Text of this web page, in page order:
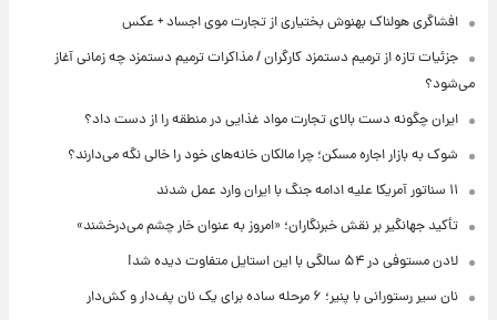
افشاگری هولناک بهنوش بختیاری از تجارت موی اجساد + عکس
جزئیات تازه از ترمیم دستمزد کارگران / مذاکرات ترمیم دستمزد چه زمانی آغاز
می‌شود؟
ایران چگونه دست بالای تجارت مواد غذایی در منطقه را از دست داد؟
شوک به بازار اجاره مسکن؛ چرا مالکان خانه‌های خود را خالی نگه می‌دارند؟
۱۱ سناتور آمریکا علیه ادامه جنگ با ایران وارد عمل شدند
تأکید جهانگیر بر نقش خبرنگاران؛ «امروز به عنوان خار چشم می‌درخشند»
لادن مستوفی در ۵۴ سالگی با این استایل متفاوت دیده شد!
نان سیر رستورانی با پنیر؛ ۶ مرحله ساده برای یک نان پف‌دار و کش‌دار